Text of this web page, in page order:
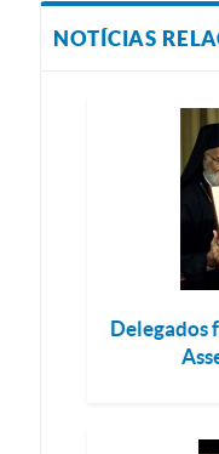
NOTÍCIAS
Delegados